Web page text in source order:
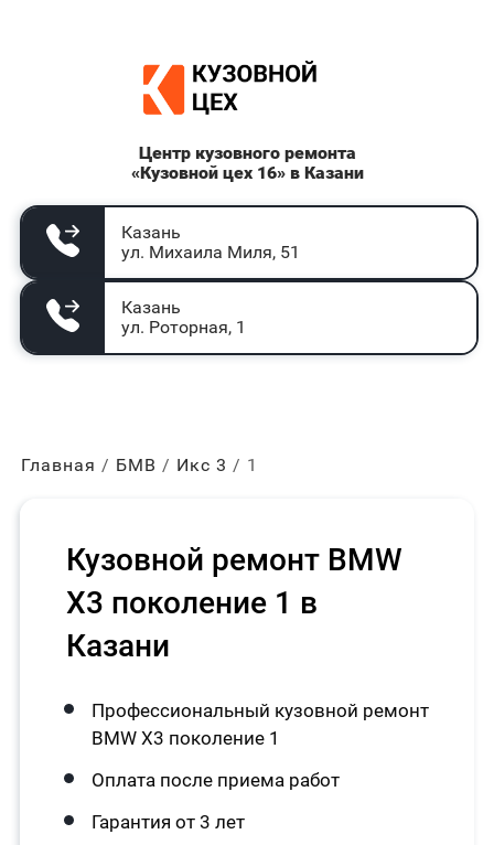
Центр кузовного ремонта
«Кузовной цех 16» в Казани
Казань
ул. Михаила Миля, 51
Казань
ул. Роторная, 1
Главная БМВ Икс 3 1
Кузовной ремонт BMW
X3 поколение 1 в
Казани
Профессиональный кузовной ремонт
BMW X3 поколение 1
Оплата после приема работ
Гарантия от 3 лет